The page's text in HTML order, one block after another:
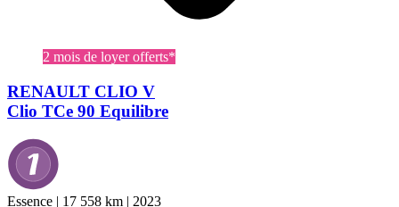
2 mois de loyer offerts*
RENAULT CLIO V
Clio TCe 90 Equilibre
Essence | 17 558 km | 2023